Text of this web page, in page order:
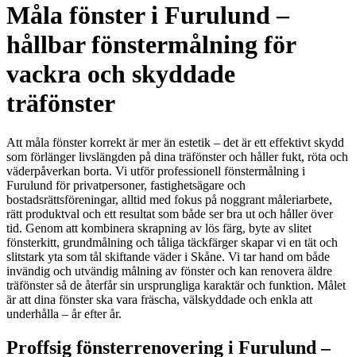
Måla fönster i Furulund –
hållbar fönstermålning för
vackra och skyddade
träfönster
Att måla fönster korrekt är mer än estetik – det är ett effektivt skydd
som förlänger livslängden på dina träfönster och håller fukt, röta och
väderpåverkan borta. Vi utför professionell fönstermålning i
Furulund för privatpersoner, fastighetsägare och
bostadsrättsföreningar, alltid med fokus på noggrant måleriarbete,
rätt produktval och ett resultat som både ser bra ut och håller över
tid. Genom att kombinera skrapning av lös färg, byte av slitet
fönsterkitt, grundmålning och tåliga täckfärger skapar vi en tät och
slitstark yta som tål skiftande väder i Skåne. Vi tar hand om både
invändig och utvändig målning av fönster och kan renovera äldre
träfönster så de återfår sin ursprungliga karaktär och funktion. Målet
är att dina fönster ska vara fräscha, välskyddade och enkla att
underhålla – år efter år.
Proffsig fönsterrenovering i Furulund –